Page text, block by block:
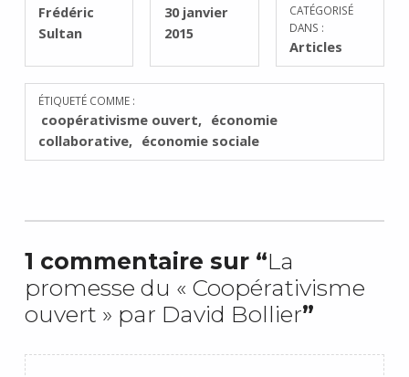
RÉDIGÉ PAR :
Frédéric
Sultan
PUBLIÉ SUR :
30 janvier
2015
CATÉGORISÉ
DANS :
Articles
ÉTIQUETÉ COMME :
coopérativisme ouvert
économie
collaborative
économie sociale
1 commentaire sur “La
promesse du « Coopérativisme
ouvert » par David Bollier”